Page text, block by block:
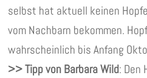
selbst hat aktuell keinen
vom Nachbarn bekommen.
wahrscheinlich bis Anfang
>> Tipp von Barbara Wild: Den